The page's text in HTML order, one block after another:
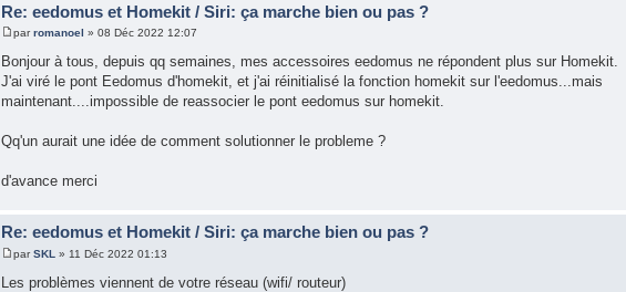
Re: eedomus et Homekit / Siri: ça marche bien ou pas ?
parromanoel » 08 Déc 2022 12:07
Bonjour à tous, depuis qq semaines, mes accessoires eedomus ne répondent plus sur Homekit.
J'ai viré le pont Eedomus d'homekit, et j'ai réinitialisé la fonction homekit sur l'eedomus...mais
maintenant....impossible de reassocier le pont eedomus sur homekit.
Qq'un aurait une idée de comment solutionner le probleme ?
d'avance merci
Re: eedomus et Homekit / Siri: ça marche bien ou pas ?
parSKL » 11 Déc 2022 01:13
Les problèmes viennent de votre réseau (wifi/ routeur)